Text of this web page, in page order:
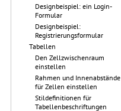
Designbeispiel: ein Login-
Formular
Designbeispiel:
Registrierungsformular
Tabellen
Den Zellzwischenraum
einstellen
Rahmen und Innenabstände
für Zellen einstellen
Stildefinitionen für
Tabellenbeschriftungen